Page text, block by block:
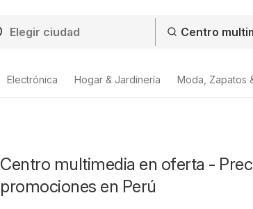
Electrónica Hogar & Jardinería Moda, Zapatos
Centro multimedia en oferta -
promociones en Perú